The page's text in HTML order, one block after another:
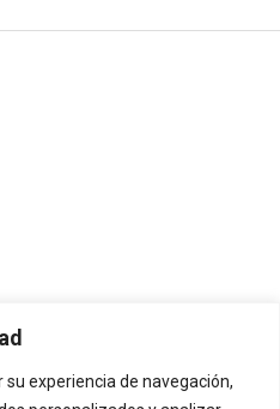
experiencia de navegación,